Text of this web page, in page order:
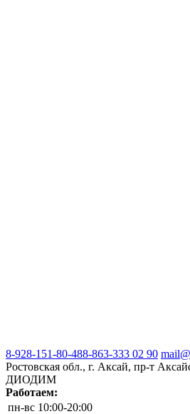
8-928-151-80-488-863-333 02 90
Ростовская обл., г. Аксай, пр-т
ДИОДИМ
Работаем:
пн-вс 10:00-20:00